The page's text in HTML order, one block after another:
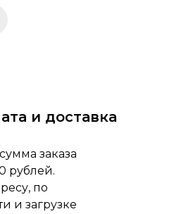
и доставка
заказа
рублей.
по
и загрузке